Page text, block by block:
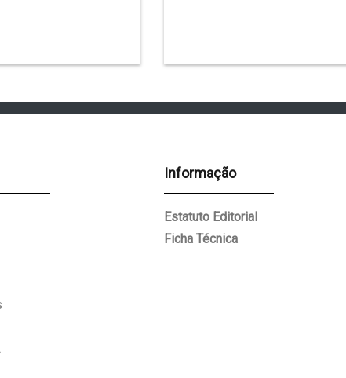
Informação
Estatuto Editorial
Ficha Técnica